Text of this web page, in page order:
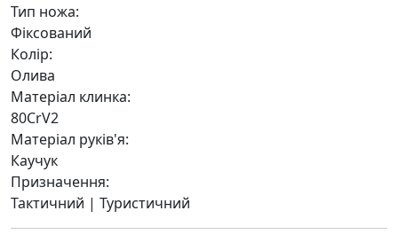
Тип ножа:
Фіксований
Колір:
Олива
Матеріал клинка:
80CrV2
Матеріал руків'я:
Каучук
Призначення:
Тактичний | Туристичний